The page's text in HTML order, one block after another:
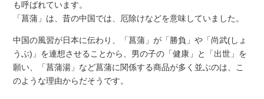
も呼ばれています。
「菖蒲」は、昔の中国では、厄除けなどを意味していました。
中国の風習が日本に伝わり、「菖蒲」が「勝負」や「尚武(しょ
うぶ)」を連想させることから、男の子の「健康」と「出世」を
願い、「菖蒲湯」など菖蒲に関係する商品が多く並ぶのは、こ
のような理由からだそうです。